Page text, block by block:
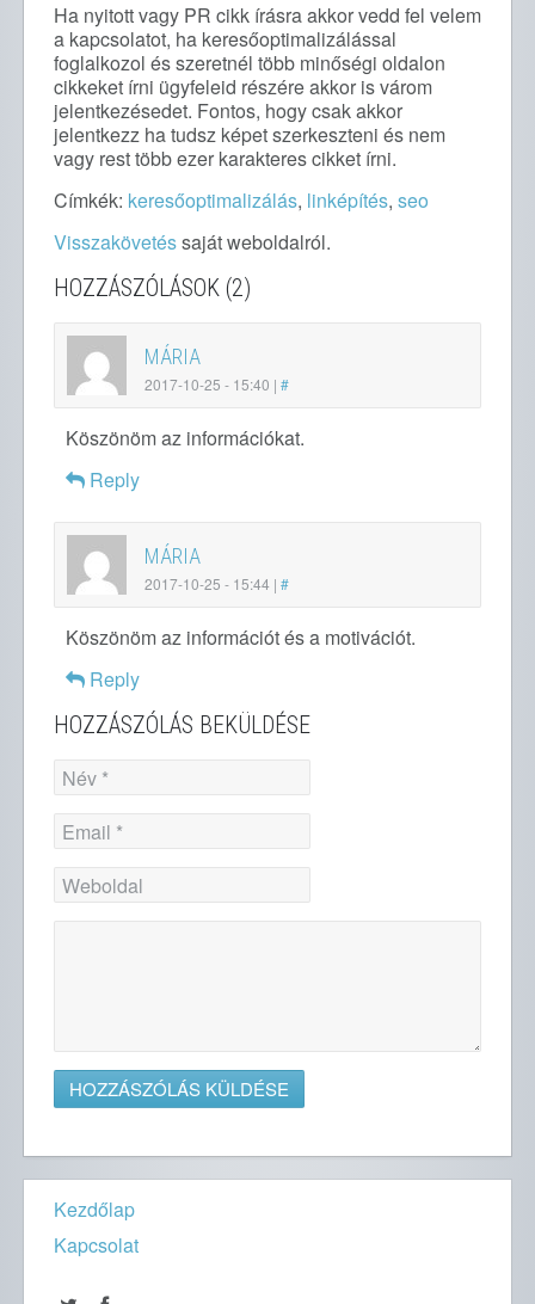
Ha nyitott vagy PR cikk írásra akkor vedd fel velem
a kapcsolatot, ha keresőoptimalizálással
foglalkozol és szeretnél több minőségi oldalon
cikkeket írni ügyfeleid részére akkor is várom
jelentkezésedet. Fontos, hogy csak akkor
jelentkezz ha tudsz képet szerkeszteni és nem
vagy rest több ezer karakteres cikket írni.
Címkék: keresőoptimalizálás, linképítés, seo
Visszakövetéssaját weboldalról.
HOZZÁSZÓLÁSOK (2)
MÁRIA
2017-10-25 - 15:40 | #
Köszönöm az információkat.
Reply
MÁRIA
2017-10-25 - 15:44 | #
Köszönöm az információt és a motivációt.
Reply
HOZZÁSZÓLÁS BEKÜLDÉSE
Kezdőlap
Kapcsolat